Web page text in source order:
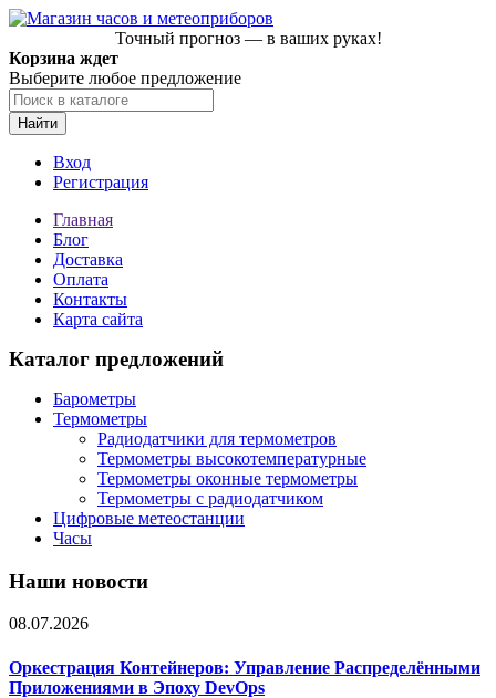
Точный прогноз — в ваших руках!
Корзина ждет
Выберите любое предложение
Найти
Вход
Регистрация
Главная
Блог
Доставка
Оплата
Контакты
Карта сайта
Каталог предложений
Барометры
Термометры
Радиодатчики для термометров
Термометры высокотемпературные
Термометры оконные термометры
Термометры с радиодатчиком
Цифровые метеостанции
Часы
Наши новости
08.07.2026
Оркестрация Контейнеров: Управление Распределёнными
Приложениями в Эпоху DevOps